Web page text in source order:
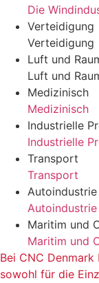
Die
Verteidigung
Verteidigung
Luft und
Luft und
Medizinisch
Medizinisch
Industrielle
Industrielle
Transport
Transport
Autoindustrie
Autoindustrie
Maritim und
Maritim und
Bei CNC
sowohl für die